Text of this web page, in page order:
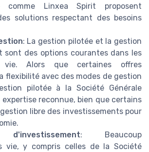
comme Linxea Spirit proposent
solutions respectant des besoins
: La gestion pilotée et la gestion
sont des options courantes dans les
vie. Alors que certaines offres
flexibilité avec des modes de gestion
pilotée à la Société Générale
reconnue, bien que certains
libre des investissements pour
: Beaucoup
vie, y compris celles de la Société